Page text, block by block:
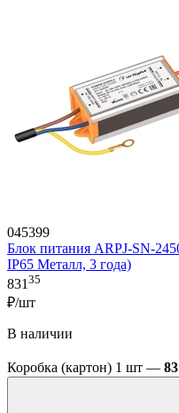
045399
Блок питания ARPJ-SN-
IP65 Металл, 3 года)
831 35
₽/шт
В наличии
Коробка (картон) 1 шт —